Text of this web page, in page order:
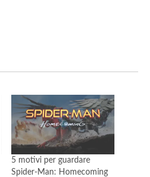
5 motivi per guardare
Spider-Man: Homecoming